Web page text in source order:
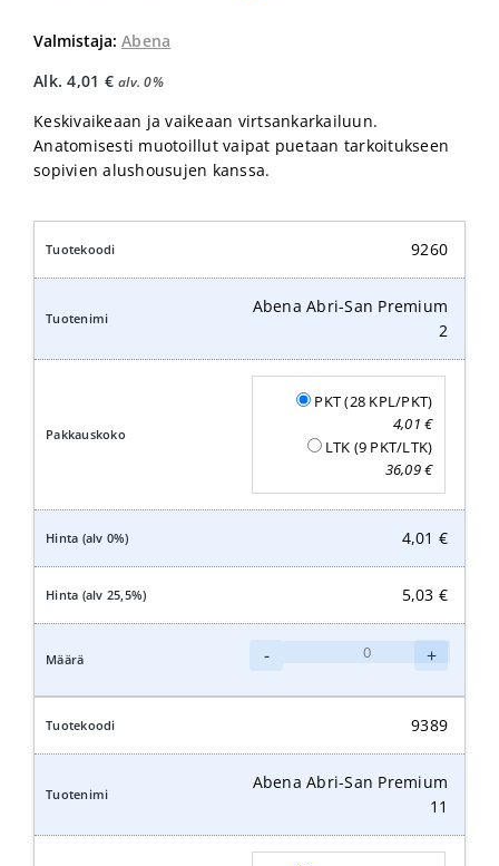
Valmistaja: Abena
Alk.4,01 € alv. 0%
Keskivaikeaan ja vaikeaan virtsankarkailuun.
Anatomisesti muotoillut vaipat puetaan tarkoitukseen
sopivien alushousujen kanssa.
9260
Abena Abri-San Premium
2
PKT (28 KPL/PKT)
4,01€
LTK (9 PKT/LTK)
36,09€
4,01 €
5,03 €
-
San
määrä
+
9389
Abena Abri-San Premium
11